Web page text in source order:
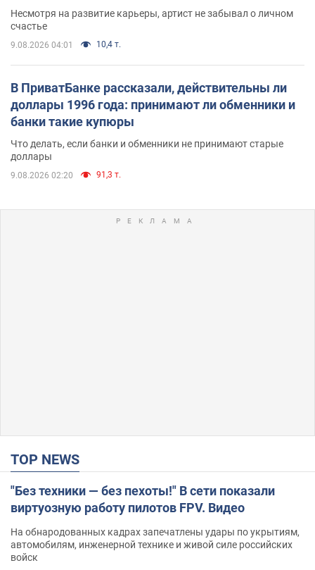
Несмотря на развитие карьеры, артист не забывал о личном
счастье
9.08.2026 04:01 10,4 т.
В ПриватБанке рассказали, действительны ли
доллары 1996 года: принимают ли обменники и
банки такие купюры
Что делать, если банки и обменники не принимают старые
доллары
9.08.2026 02:20 91,3 т.
TOP NEWS
"Без техники — без пехоты!" В сети показали
виртуозную работу пилотов FPV. Видео
На обнародованных кадрах запечатлены удары по укрытиям,
автомобилям, инженерной технике и живой силе российских
войск